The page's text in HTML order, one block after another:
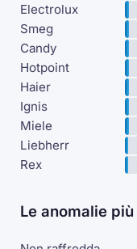
Electrolux
Smeg
Candy
Hotpoint
Haier
Ignis
Miele
Liebherr
Rex
Le anomalie